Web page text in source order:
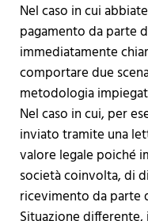
Nel caso in cui
pagamento da parte
immediatamente
comportare due
metodologia
Nel caso in cui, per
inviato tramite una
valore legale poiché
società coinvolta, di
ricevimento da parte